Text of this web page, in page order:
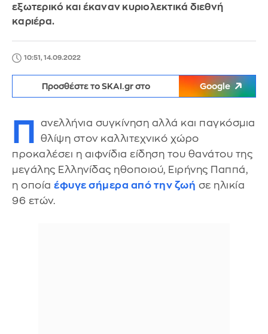
εξωτερικό και έκαναν κυριολεκτικά διεθνή
καριέρα.
10:51, 14.09.2022
Προσθέστε το SKAI.gr στο Google
Π
ανελλήνια συγκίνηση αλλά και παγκόσμια
θλίψη στον καλλιτεχνικό χώρο
προκαλέσει η αιφνίδια είδηση του θανάτου της
μεγάλης Ελληνίδας ηθοποιού, Ειρήνης Παππά,
η οποία έφυγε σήμερα από την ζωή σε ηλικία
96 ετών.